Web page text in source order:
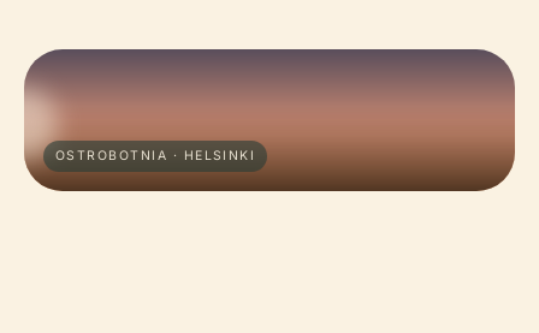
OSTROBOTNIA · HELSINKI